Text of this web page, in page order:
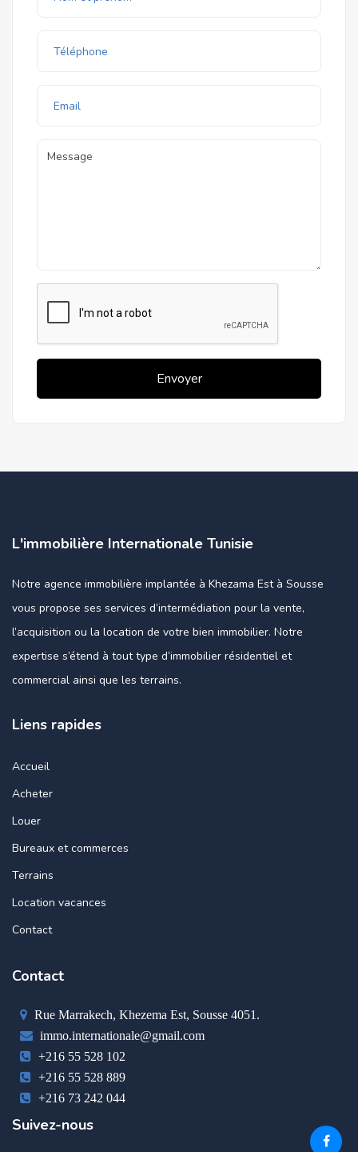
Envoyer
L'immobilière Internationale Tunisie
Notre agence immobilière implantée à Khezama Est à Sousse
vous propose ses services d’intermédiation pour la vente,
l’acquisition ou la location de votre bien immobilier. Notre
expertise s’étend à tout type d’immobilier résidentiel et
commercial ainsi que les terrains.
Liens rapides
Accueil
Acheter
Louer
Bureaux et commerces
Terrains
Location vacances
Contact
Contact
Rue Marrakech, Khezema Est, Sousse 4051.
immo.internationale@gmail.com
+216 55 528 102
+216 55 528 889
+216 73 242 044
Suivez-nous